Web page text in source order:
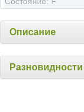
Описание
Разновидности